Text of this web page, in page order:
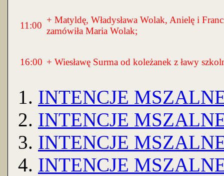
11:00
+ Matyldę, Władysława Wolak, Anielę i
zamówiła Maria Wolak;
16:00 + Wiesławę Surma od koleżanek z ławy
INTENCJE
INTENCJE
INTENCJE
INTENCJE